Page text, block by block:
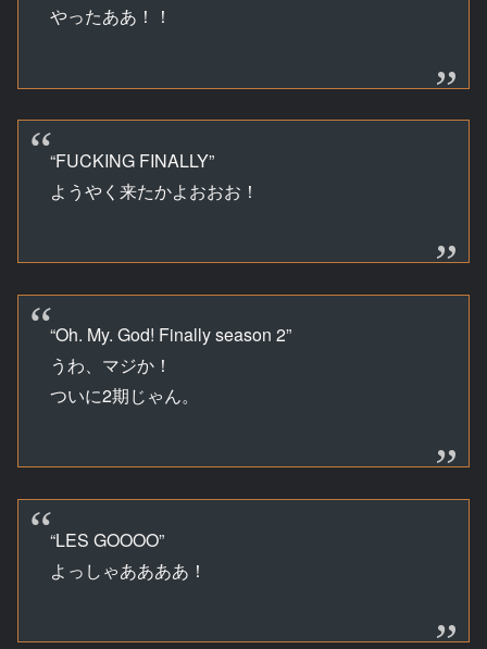
やったああ！！
“FUCKING FINALLY”
ようやく来たかよおおお！
“Oh. My. God! Finally season 2”
うわ、マジか！
ついに2期じゃん。
“LES GOOOO”
よっしゃああああ！